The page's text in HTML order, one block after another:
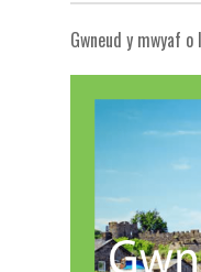
Gwneud y mwyaf